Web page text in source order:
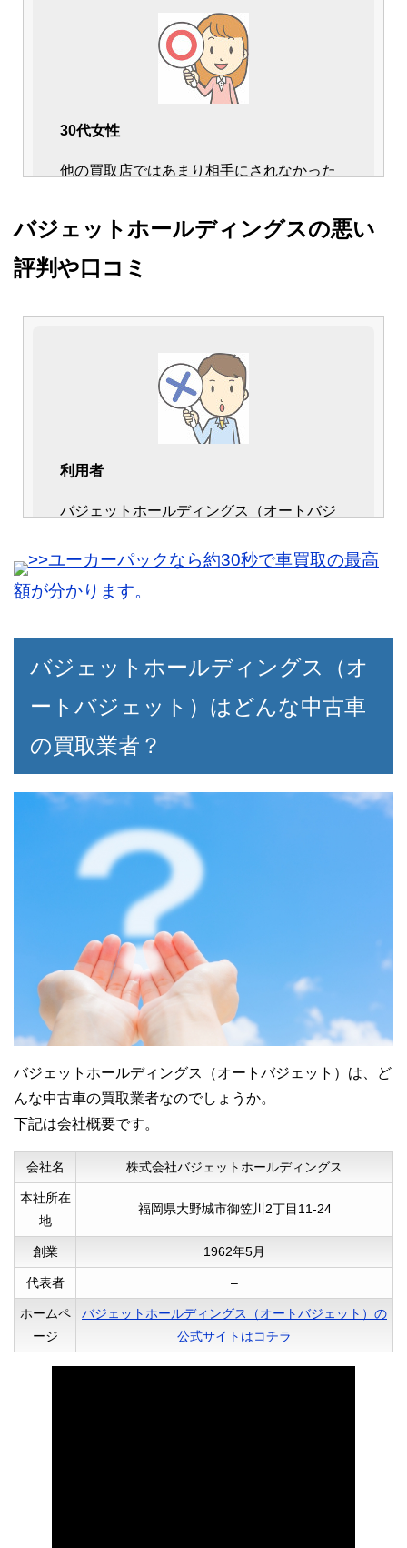
30代女性
他の買取店ではあまり相手にされなかった
正な価格を付けてくれました。
れたので、信頼して任せられました。
40代男性
複数の業者に査定を依頼しましたが、最高
した。
買い取ってくれたのと同時に、良さそうな
50代男性
査定を申し込む電話はドキドキしますが、
非常に丁寧な対応で安心しました。
査定に来てくれたスタッフも対応がしっか
りしており、価格とスタッフの対応から総
合的に判断して即決に至りました。
40代女性
来店査定をお願いしましたが、店舗の雰囲
気も良くて安心して依頼が出来ました。
素早い対応で分からない事にも答えてもら
えたので、滞りなく買い替えまで面倒を見
てもらえました。
バジェットホールディングスの悪い
評判や口コミ
利用者
バジェットホールディングス（オートバジ
せんでした。
>>ユーカーパックなら約30秒で車買取の最高
額が分かります。
バジェットホールディングス（オ
ートバジェット）はどんな中古車
の買取業者？
バジェットホールディングス（オートバジェット）は、ど
んな中古車の買取業者なのでしょうか。
下記は会社概要です。
会社名 株式会社バジェットホールディングス
本社所在
地
福岡県大野城市御笠川2丁目11-24
創業 1962年5月
代表者 –
ホームペ
ージ
バジェットホールディングス（オートバジェット）の
公式サイトはコチラ